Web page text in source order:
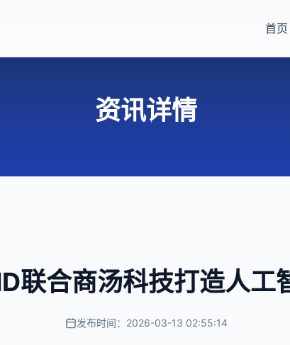
首页
资讯详情
联合商汤科技打造人工
发布时间：2026-03-13 02:55:14